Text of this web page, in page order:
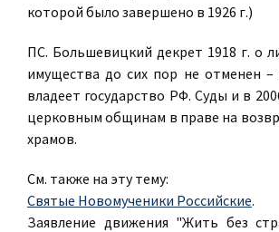
которой было завершено в 1926 г.)
ПС. Большевицкий декрет 1918 г. о
имущества до сих пор не отменен –
владеет государство РФ. Суды и в
церковным общинам в праве на
храмов.
См. также на эту тему:
Святые Новомученики Российские.
Заявление движения "Жить без